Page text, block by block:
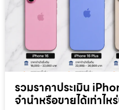
รวมราคาประเมิน
จำนำหรือขายได้เท่าไ